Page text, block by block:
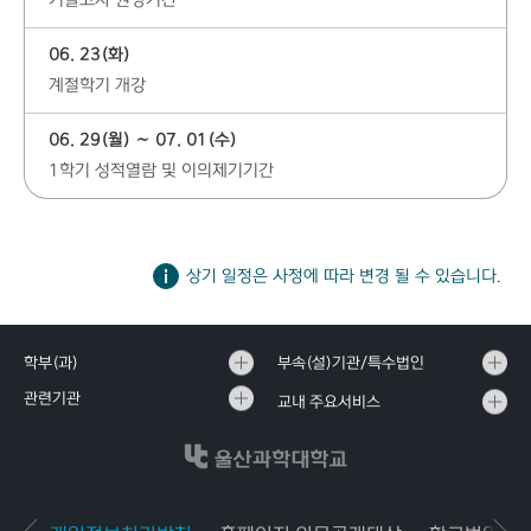
06. 23(화)
계절학기 개강
06. 29(월) ∼ 07. 01(수)
1학기 성적열람 및 이의제기기간
상기 일정은 사정에 따라 변경 될 수 있습니다.
학부(과) 부속(설)기관/특수법인
관련기관 교내 주요서비스